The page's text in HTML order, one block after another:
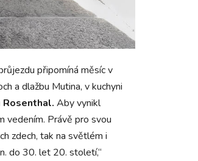
připomíná měsíc v
a dlažbu Mutina, v kuchyni
Aby vynikl
vedením. Právě pro svou
zdech, tak na světlém i
do 30. let 20. století,“